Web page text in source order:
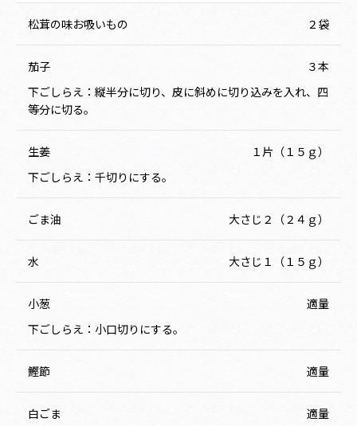
松茸の味お吸いもの ２袋
茄子
３本
下ごしらえ：縦半分に切り、皮に斜めに切り込みを入れ、四
等分に切る。
生姜
１片（１５ｇ）
下ごしらえ：千切りにする。
ごま油 大さじ２（２４ｇ）
水 大さじ１（１５ｇ）
小葱
適量
下ごしらえ：小口切りにする。
鰹節 適量
白ごま 適量